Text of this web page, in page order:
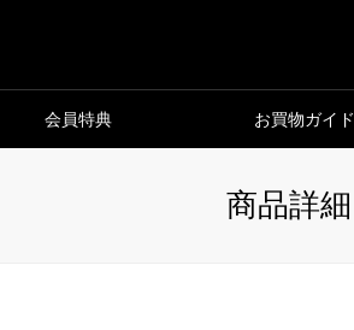
会員特典 お買物ガイド
商品詳細